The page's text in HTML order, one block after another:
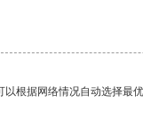
根据网络情况自动选择最